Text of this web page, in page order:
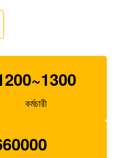
E325C E324 200-
কর্মচারী